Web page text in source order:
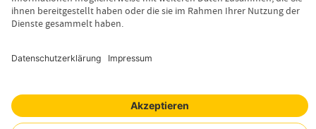
Copyright © 2026 Uelzener Tier-Magazin
Cookie-Einstellungen